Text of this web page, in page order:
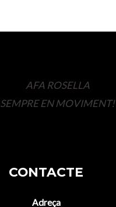
AFA ROSELLA
SEMPRE EN MOVIMENT!
CONTACTE
Adreça